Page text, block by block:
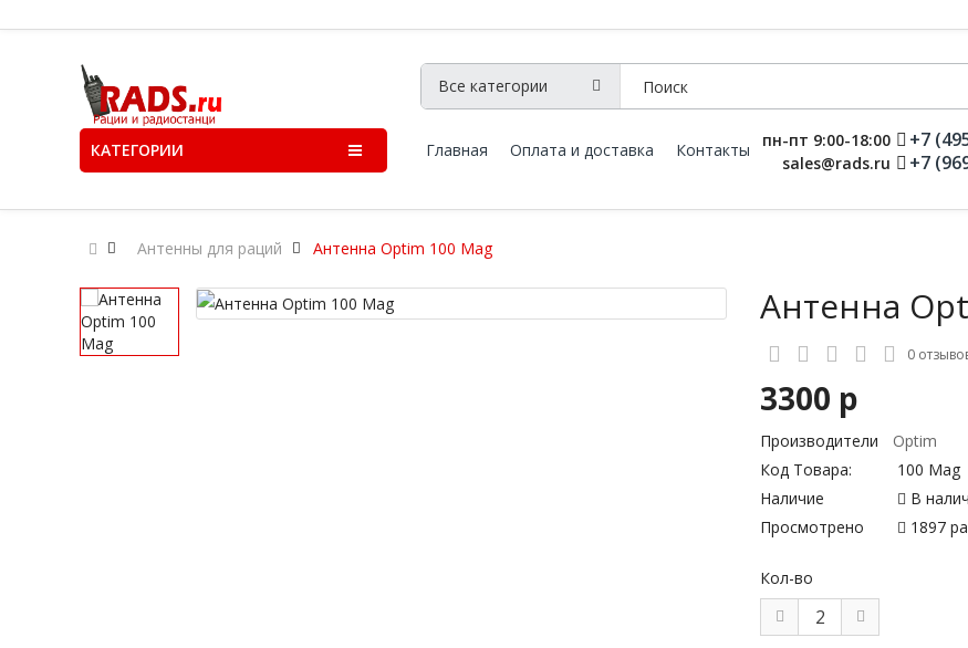
КАТЕГОРИИ Главная Оплата и доставка Контакты
пн-пт 9:00-18:00
sales@rads.ru
+7
+7
Антенны для раций Антенна Optim 100 Mag
Антенна
0
3300 р
Производители
Optim
Код Товара:
100 Mag
Наличие
В
Просмотрено
1897
Кол-во